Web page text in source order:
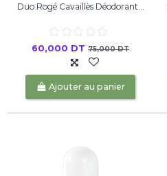
Duo Rogé Cavaillès Déodorant...
60,000 DT75,000 DT
Ajouter au panier